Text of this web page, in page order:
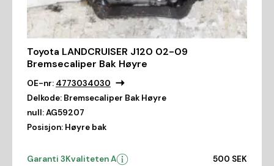
Toyota LANDCRUISER J120 02-09
Bremsecaliper Bak Høyre
OE-nr: 4773034030
Delkode: Bremsecaliper Bak Høyre
null:AG59207
Posisjon: Høyre bak
Garanti 3Kvaliteten A 500 SEK